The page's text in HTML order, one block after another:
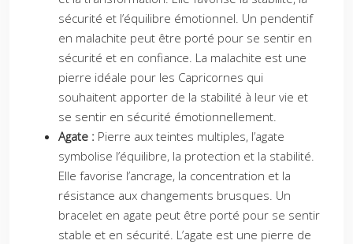
sécurité et l’équilibre émotionnel. Un pendentif
en malachite peut être porté pour se sentir en
sécurité et en confiance. La malachite est une
pierre idéale pour les Capricornes qui
souhaitent apporter de la stabilité à leur vie et
se sentir en sécurité émotionnellement.
Agate : Pierre aux teintes multiples, l’agate
symbolise l’équilibre, la protection et la stabilité.
Elle favorise l’ancrage, la concentration et la
résistance aux changements brusques. Un
bracelet en agate peut être porté pour se sentir
stable et en sécurité. L’agate est une pierre de